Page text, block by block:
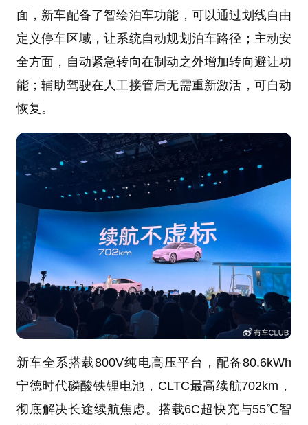
面，新车配备了智绘泊车功能，可以通过划线自由
定义停车区域，让系统自动规划泊车路径；主动安
全方面，自动紧急转向在制动之外增加转向避让功
能；辅助驾驶在人工接管后无需重新激活，可自动
恢复。
新车全系搭载800V纯电高压平台，配备80.6kWh
宁德时代磷酸铁锂电池，CLTC最高续航702km，
彻底解决长途续航焦虑。搭载6C超快充与55℃智